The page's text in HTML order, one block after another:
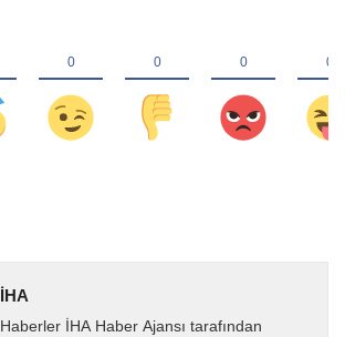
İHA
Haberler İHA Haber Ajansı tarafından